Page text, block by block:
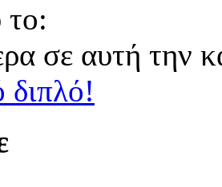
σε αυτή την
διπλό!